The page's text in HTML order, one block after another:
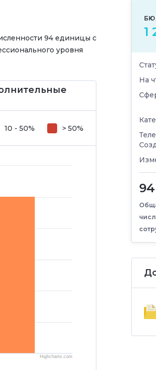
94 единицы с
уровня
10 - 50% > 50%
Highcharts.com
1
На
94